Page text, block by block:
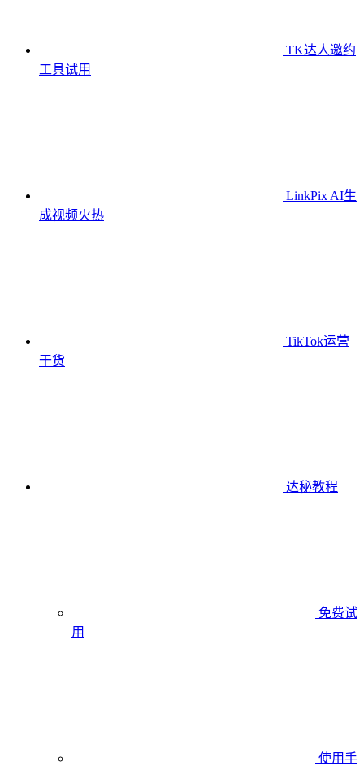
TK达人邀约
工具试用
LinkPix AI生
成视频火热
TikTok运营
干货
达秘教程
免费试
用
使用手